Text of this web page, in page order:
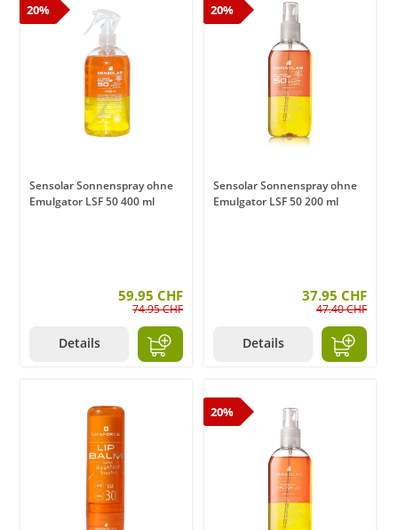
20%
Sensolar Sonnenspray ohne
Emulgator LSF 50 400 ml
59.95 CHF
74.95 CHF
Details
20%
Sensolar Sonnenspray ohne
Emulgator LSF 50 200 ml
37.95 CHF
47.40 CHF
Details
20%